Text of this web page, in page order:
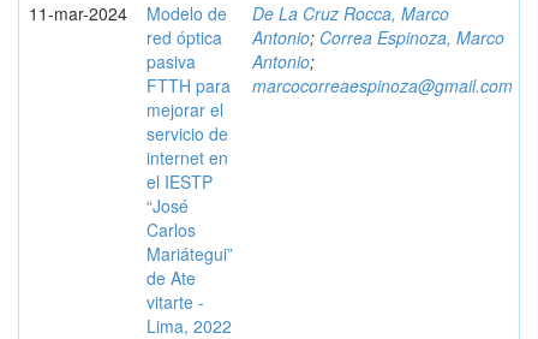
11-mar-2024
Modelo de
red óptica
pasiva
FTTH para
mejorar el
servicio de
internet en
el IESTP
“José
Carlos
Mariátegui”
de Ate
vitarte -
Lima, 2022
De La Cruz Rocca, Marco
Antonio; Correa Espinoza, Marco
Antonio;
marcocorreaespinoza@gmail.com